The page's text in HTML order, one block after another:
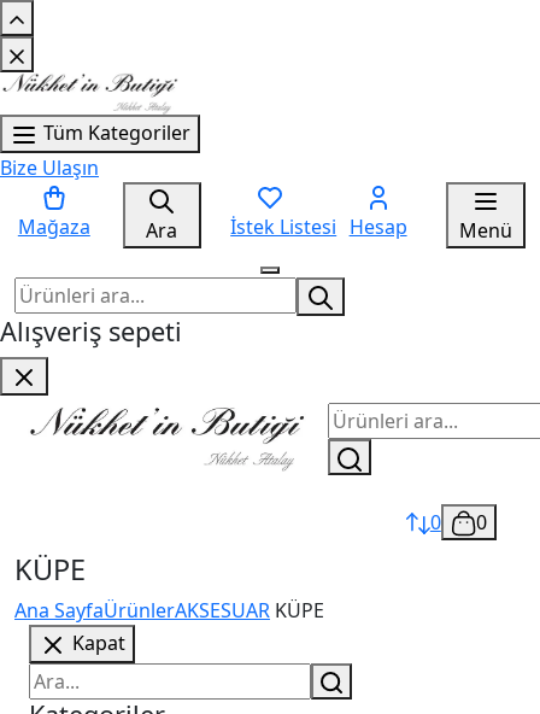
Tüm Kategoriler
Bize Ulaşın
Mağaza Ara İstek Listesi Hesap Menü
Alışveriş sepeti
0 0
KÜPE
Ana SayfaÜrünlerAKSESUAR KÜPE
Kapat